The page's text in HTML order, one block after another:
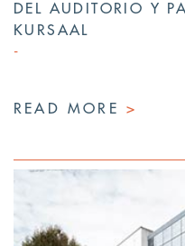
DEL AUDITORIO Y
KURSAAL
READ MORE >